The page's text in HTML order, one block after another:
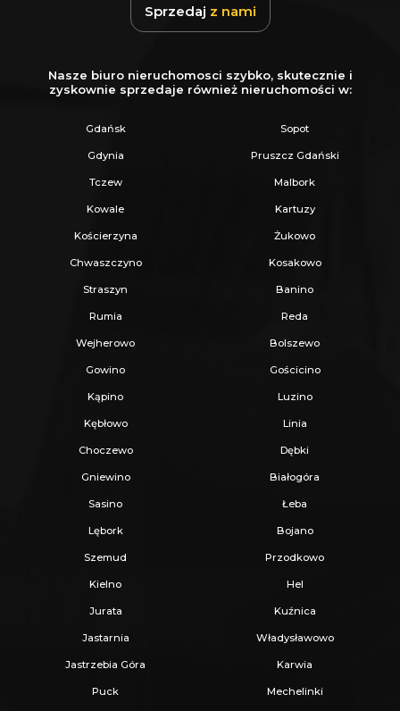
Sprzedaj z nami
Nasze biuro nieruchomosci szybko, skutecznie i
zyskownie sprzedaje również nieruchomości w:
Gdańsk Sopot
Gdynia Pruszcz Gdański
Tczew Malbork
Kowale Kartuzy
Kościerzyna Żukowo
Chwaszczyno Kosakowo
Straszyn Banino
Rumia Reda
Wejherowo Bolszewo
Gowino Gościcino
Kąpino Luzino
Kębłowo Linia
Choczewo Dębki
Gniewino Białogóra
Sasino Łeba
Lębork Bojano
Szemud Przodkowo
Kielno Hel
Jurata Kuźnica
Jastarnia Władysławowo
Jastrzebia Góra Karwia
Puck Mechelinki